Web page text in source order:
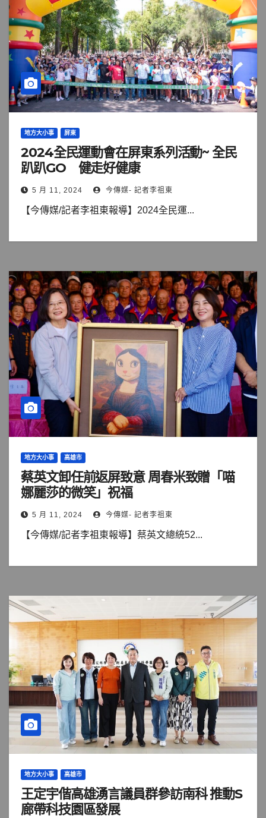
地方大小事 屏東
2024全民運動會在屏東系列活動~ 全民
趴趴GO 健走好健康
5 月 11, 2024 今傳媒- 記者李祖東
【今傳媒/記者李祖東報導】2024全民運...
地方大小事 高雄市
蔡英文卸任前返屏致意 周春米致贈「喵
娜麗莎的微笑」祝福
5 月 11, 2024 今傳媒- 記者李祖東
【今傳媒/記者李祖東報導】蔡英文總統52...
地方大小事 高雄市
王定宇偕高雄湧言議員群參訪南科 推動S
廊帶科技園區發展